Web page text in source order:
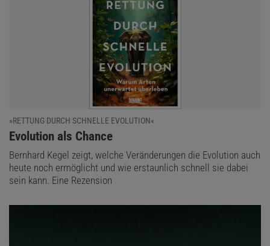
»RETTUNG DURCH SCHNELLE EVOLUTION«
:
Evolution als Chance
Bernhard Kegel zeigt, welche Veränderungen die Evolution auch
heute noch ermöglicht und wie erstaunlich schnell sie dabei
sein kann. Eine Rezension